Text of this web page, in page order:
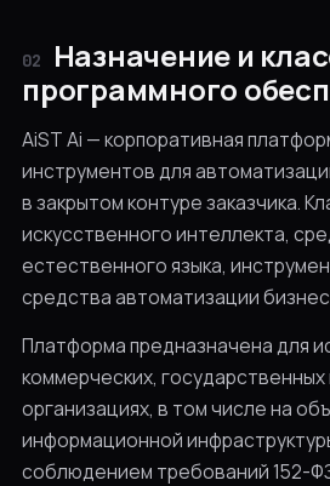
Закупки
Разработка ПО
Продажи
Юридическое дело
Маркетинг
// все направления
Не нашли свою? AiST Agent
процесс за 14 дней.
Запросить аудит →
02
Назначение и
программного
AiST Ai — корпоративная
инструментов для
в закрытом контуре заказчика.
искусственного интеллекта,
естественного языка,
средства автоматизации
Платформа предназначена для
коммерческих,
организациях, в том числе на
информационной
соблюдением требований 152-